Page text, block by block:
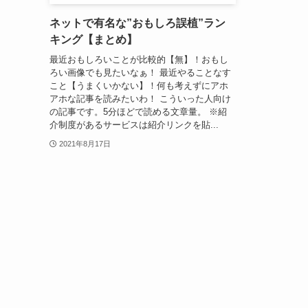
ネットで有名な”おもしろ誤植”ラン
キング【まとめ】
最近おもしろいことが比較的【無】！おもし
ろい画像でも見たいなぁ！ 最近やることなす
こと【うまくいかない】！何も考えずにアホ
アホな記事を読みたいわ！ こういった人向け
の記事です。5分ほどで読める文章量。 ※紹
介制度があるサービスは紹介リンクを貼...
2021年8月17日